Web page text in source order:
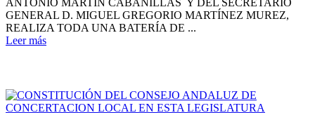
GENERAL D. MIGUEL GREGORIO MARTÍNEZ MUREZ,
REALIZA TODA UNA BATERÍA DE ...
Leer más